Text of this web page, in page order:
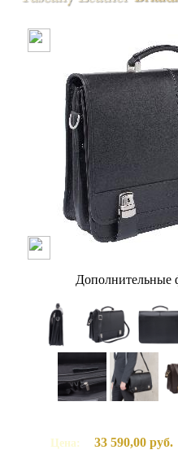
Дополнительные
Цена: 33 590,00 руб.